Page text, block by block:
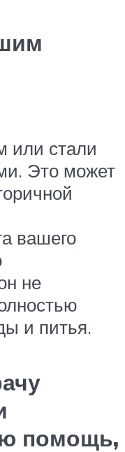
или стали
Это может
вашего
не
и питья.
помощь,